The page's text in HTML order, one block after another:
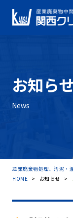
お知ら
News
産業廃棄物処理、汚泥・
HOME > お知らせ >